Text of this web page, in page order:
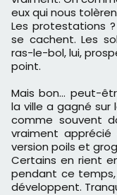
eux qui nous
Les protestations ?
se cachent. Les
ras-le-bol, lui,
point.
Mais bon… peut-
la ville a gagné
comme souvent
vraiment
version poils et
Certains en rient
pendant ce temps,
développent.